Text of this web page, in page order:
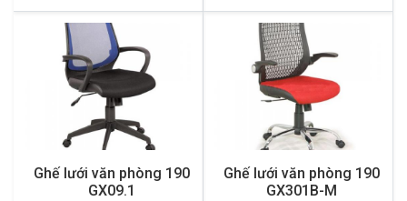
Ghế lưới văn phòng 190
GX09.1
Ghế lưới văn phòng 190
GX301B-M